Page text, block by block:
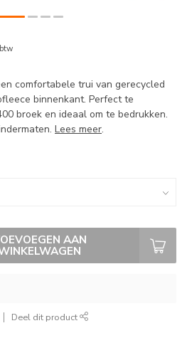
comfortabele trui van gerecycled
binnenkant. Perfect te
broek en ideaal om te bedrukken.
Lees meer.
AAN
Deel dit product